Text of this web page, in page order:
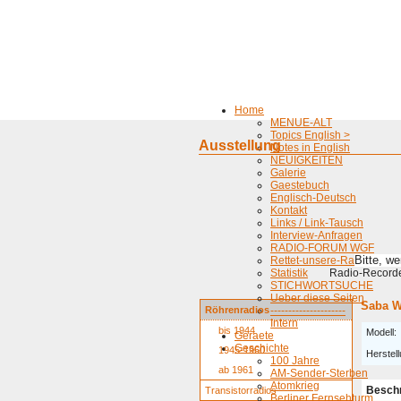
Home
MENUE-ALT
Topics English >
Notes in English
NEUIGKEITEN
Galerie
Gaestebuch
Englisch-Deutsch
Kontakt
Links / Link-Tausch
Interview-Anfragen
RADIO-FORUM WGF
Rettet-unsere-Radios
Statistik
STICHWORTSUCHE
Ueber diese Seiten
---------------------
Intern
Geraete
Geschichte
100 Jahre
AM-Sender-Sterben
Atomkrieg
Berliner Fernsehturm
Ausstellung
Bitte,
Radio-
Röhrenradios
bis 1944
1945-1960
ab 1961
Transistorradios
Saba
Modell: